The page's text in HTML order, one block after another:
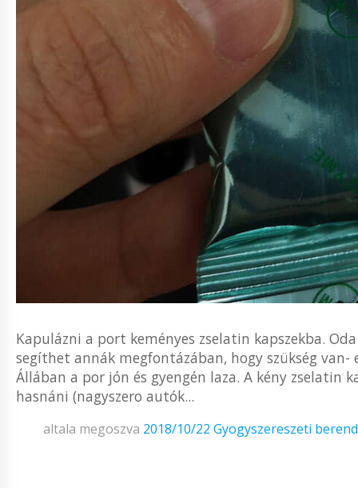
Kapulázni a port keményes zselatin kapszekba.
segíthet annák megfontázában, hogy szükség
Állában a por jón és gyengén laza. A kény
hasnáni (nagyszero autók...
altala megoszva 2018/10/22 Gyogyszereszeti